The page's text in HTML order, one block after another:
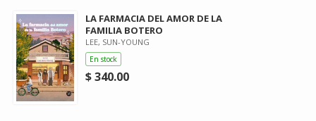
LA FARMACIA DEL AMOR DE LA
FAMILIA BOTERO
LEE, SUN-YOUNG
En stock
$ 340.00